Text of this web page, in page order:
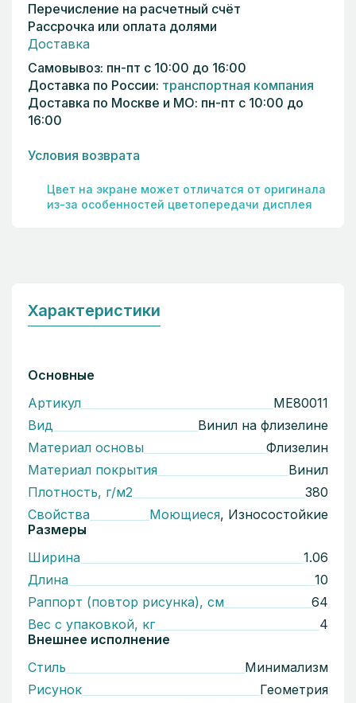
Перечисление на расчетный счёт
Рассрочка или оплата долями
Доставка
Самовывоз: пн-пт с 10:00 до 16:00
Доставка по России: транспортная компания
Доставка по Москве и МО: пн-пт с 10:00 до
16:00
Условия возврата
Цвет на экране может отличатся от оригинала
из-за особенностей цветопередачи дисплея
Характеристики
Основные
Артикул
ME80011
Вид
Винил на флизелине
Материал основы
Флизелин
Материал покрытия
Винил
Плотность, г/м2
380
Свойства
Моющиеся, Износостойкие
Размеры
Ширина
1.06
Длина
10
Раппорт (повтор рисунка), см
64
Вес с упаковкой, кг
4
Внешнее исполнение
Стиль
Минимализм
Рисунок
Геометрия